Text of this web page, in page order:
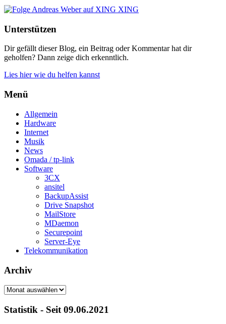
XING
Unterstützen
Dir gefällt dieser Blog, ein Beitrag oder Kommentar hat dir
geholfen? Dann zeige dich erkenntlich.
Lies hier wie du helfen kannst
Menü
Allgemein
Hardware
Internet
Musik
News
Omada / tp-link
Software
3CX
ansitel
BackupAssist
Drive Snapshot
MailStore
MDaemon
Securepoint
Server-Eye
Telekommunikation
Archiv
Archiv
Statistik - Seit 09.06.2021